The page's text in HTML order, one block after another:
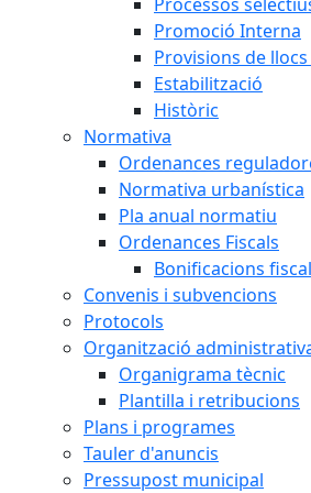
Promoció Interna
Provisions de
Estabilització
Històric
Normativa
Ordenances
Normativa urbanística
Pla anual normatiu
Ordenances Fiscals
Bonificacions
Convenis i subvencions
Protocols
Organització
Organigrama tècnic
Plantilla i retribucions
Plans i programes
Tauler d'anuncis
Pressupost municipal